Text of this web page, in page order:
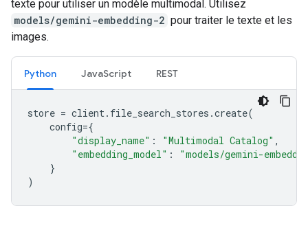
texte pour utiliser un modèle multimodal. Utilisez
models/gemini-embedding-2 pour traiter le texte et les
images.
Python JavaScript REST
store = client. file_search_stores .create(
config={
"display_name" : "Multimodal Catalog" ,
"embedding_model" :
"models/gemini-
}
)